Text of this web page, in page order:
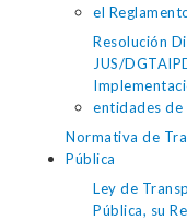
el
Resolución
JUS/
entidades de
Normativa de
Pública
Ley de
Pública, su